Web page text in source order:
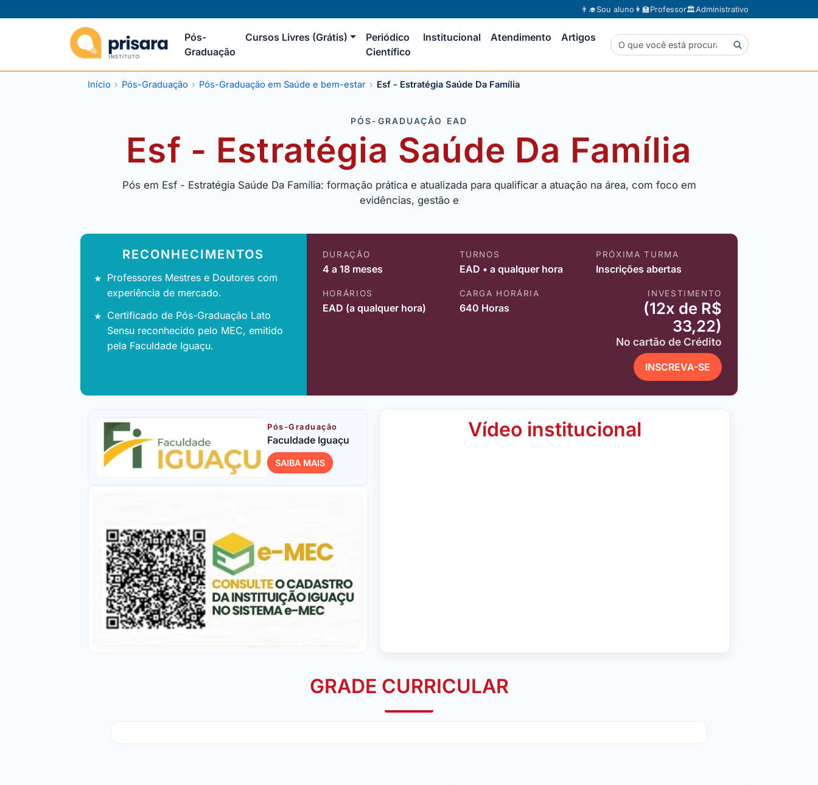
👨‍🎓Sou aluno 👩‍🏫Professor🏛️Administrativo
Pós-
Graduação
Cursos Livres (Grátis)
Periódico
Científico
Institucional Atendimento Artigos
Início Pós-Graduação Pós-Graduação em Saúde e bem-estar Esf - Estratégia Saúde Da Família
PÓS-GRADUAÇÃO EAD
Esf - Estratégia Saúde Da Família
Pós em Esf - Estratégia Saúde Da Família: formação prática e atualizada para qualificar a atuação na área, com foco em
evidências, gestão e
RECONHECIMENTOS
Professores Mestres e Doutores com
experiência de mercado.
Certificado de Pós-Graduação Lato
Sensu reconhecido pelo MEC, emitido
pela Faculdade Iguaçu.
DURAÇÃO
4 a 18 meses
TURNOS
EAD • a qualquer hora
PRÓXIMA TURMA
Inscrições abertas
HORÁRIOS
EAD (a qualquer hora)
CARGA HORÁRIA
640 Horas
INVESTIMENTO
(12x de R$
33,22)
No cartão de Crédito
INSCREVA-SE
Pós-Graduação
Faculdade Iguaçu
SAIBA MAIS
Vídeo institucional
GRADE CURRICULAR